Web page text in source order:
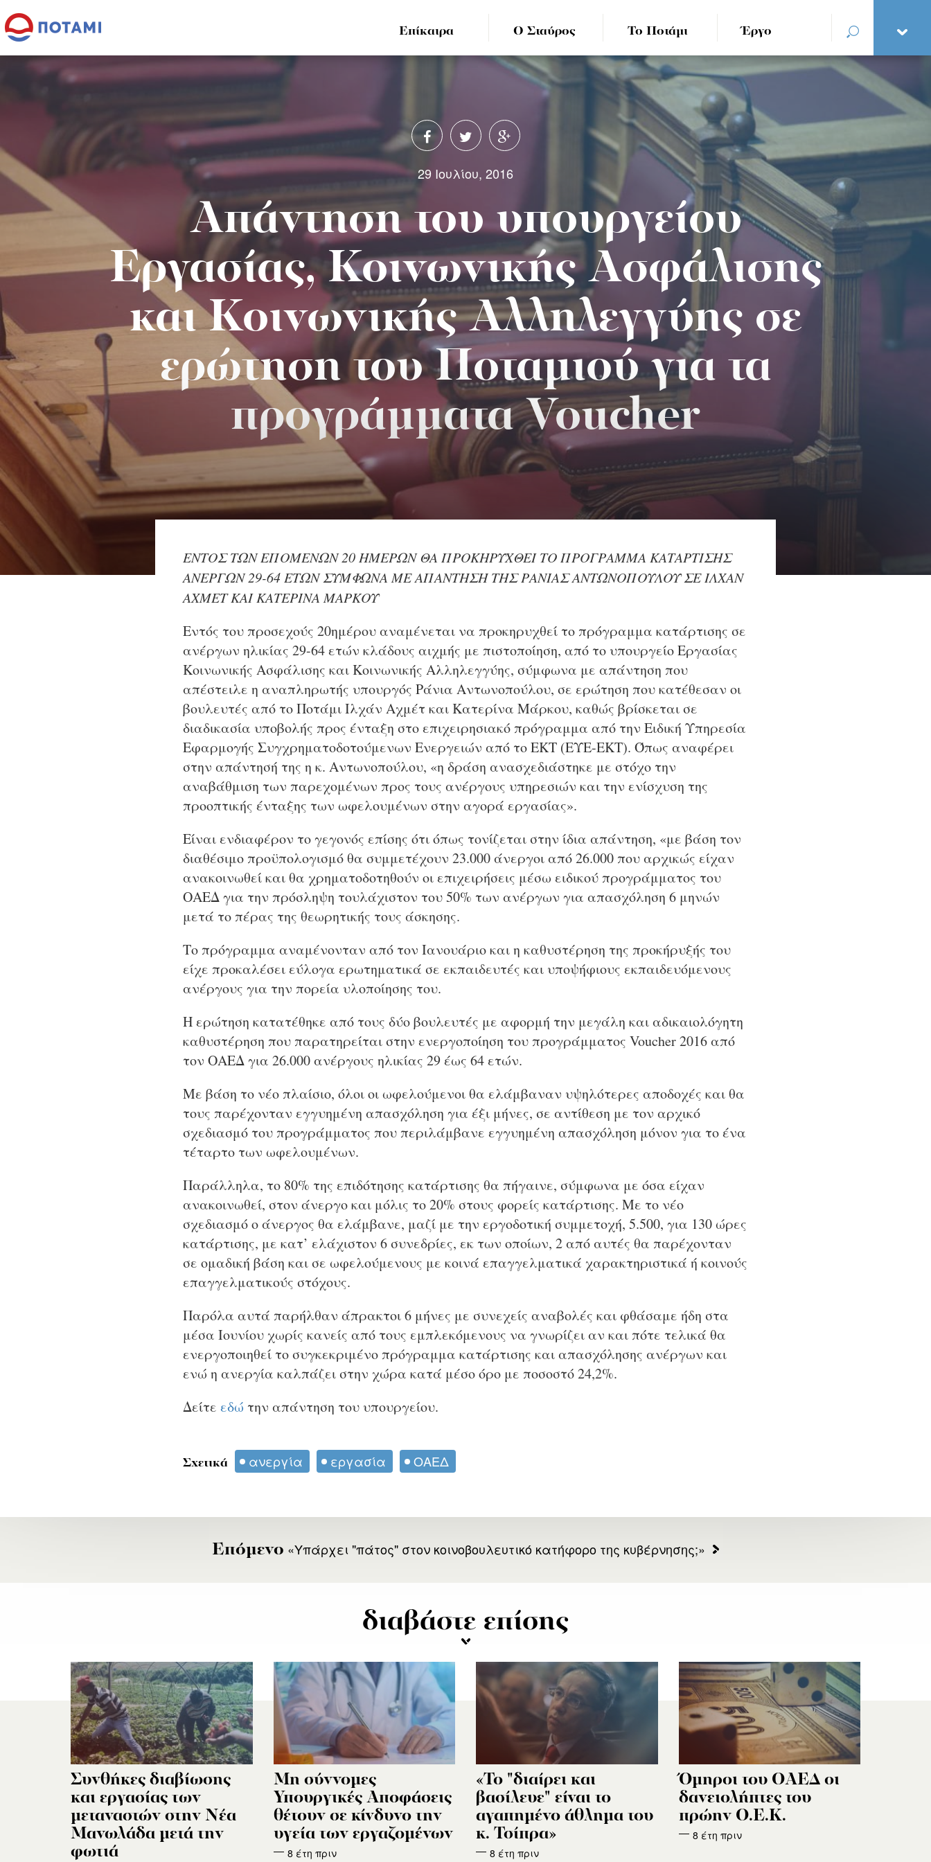
Επίκαιρα Ο Σταύρος Το Ποτάμι Έργο
29 Ιουλίου, 2016
Απάντηση του υπουργείου
Εργασίας, Κοινωνικής Ασφάλισης
και Κοινωνικής Αλληλεγγύης σε
ερώτηση του Ποταμιού για τα
προγράμματα Voucher
ΕΝΤΟΣ ΤΩΝ ΕΠΟΜΕΝΩΝ 20 ΗΜΕΡΩΝ ΘΑ ΠΡΟΚΗΡΥΧΘΕΙ ΤΟ ΠΡΟΓΡΑΜΜΑ ΚΑΤΑΡΤΙΣΗΣ
ΑΝΕΡΓΩΝ 29-64 ΕΤΩΝ ΣΥΜΦΩΝΑ ΜΕ ΑΠΑΝΤΗΣΗ ΤΗΣ ΡΑΝΙΑΣ ΑΝΤΩΝΟΠΟΥΛΟΥ ΣΕ ΙΛΧΑΝ
ΑΧΜΕΤ ΚΑΙ ΚΑΤΕΡΙΝΑ ΜΑΡΚΟΥ
Εντός του προσεχούς 20ημέρου αναμένεται να προκηρυχθεί το πρόγραμμα κατάρτισης σε
ανέργων ηλικίας 29-64 ετών κλάδους αιχμής με πιστοποίηση, από το υπουργείο Εργασίας
Κοινωνικής Ασφάλισης και Κοινωνικής Αλληλεγγύης, σύμφωνα με απάντηση που
απέστειλε η αναπληρωτής υπουργός Ράνια Αντωνοπούλου, σε ερώτηση που κατέθεσαν οι
βουλευτές από το Ποτάμι Ιλχάν Αχμέτ και Κατερίνα Μάρκου, καθώς βρίσκεται σε
διαδικασία υποβολής προς ένταξη στο επιχειρησιακό πρόγραμμα από την Ειδική Υπηρεσία
Εφαρμογής Συγχρηματοδοτούμενων Ενεργειών από το ΕΚΤ (ΕΥΕ-ΕΚΤ). Όπως αναφέρει
στην απάντησή της η κ. Αντωνοπούλου, «η δράση ανασχεδιάστηκε με στόχο την
αναβάθμιση των παρεχομένων προς τους ανέργους υπηρεσιών και την ενίσχυση της
προοπτικής ένταξης των ωφελουμένων στην αγορά εργασίας».
Είναι ενδιαφέρον το γεγονός επίσης ότι όπως τονίζεται στην ίδια απάντηση, «με βάση τον
διαθέσιμο προϋπολογισμό θα συμμετέχουν 23.000 άνεργοι από 26.000 που αρχικώς είχαν
ανακοινωθεί και θα χρηματοδοτηθούν οι επιχειρήσεις μέσω ειδικού προγράμματος του
ΟΑΕΔ για την πρόσληψη τουλάχιστον του 50% των ανέργων για απασχόληση 6 μηνών
μετά το πέρας της θεωρητικής τους άσκησης.
Το πρόγραμμα αναμένονταν από τον Ιανουάριο και η καθυστέρηση της προκήρυξής του
είχε προκαλέσει εύλογα ερωτηματικά σε εκπαιδευτές και υποψήφιους εκπαιδευόμενους
ανέργους για την πορεία υλοποίησης του.
Η ερώτηση κατατέθηκε από τους δύο βουλευτές με αφορμή την μεγάλη και αδικαιολόγητη
καθυστέρηση που παρατηρείται στην ενεργοποίηση του προγράμματος Voucher 2016 από
τον ΟΑΕΔ για 26.000 ανέργους ηλικίας 29 έως 64 ετών.
Με βάση το νέο πλαίσιο, όλοι οι ωφελούμενοι θα ελάμβαναν υψηλότερες αποδοχές και θα
τους παρέχονταν εγγυημένη απασχόληση για έξι μήνες, σε αντίθεση με τον αρχικό
σχεδιασμό του προγράμματος που περιλάμβανε εγγυημένη απασχόληση μόνον για το ένα
τέταρτο των ωφελουμένων.
Παράλληλα, το 80% της επιδότησης κατάρτισης θα πήγαινε, σύμφωνα με όσα είχαν
ανακοινωθεί, στον άνεργο και μόλις το 20% στους φορείς κατάρτισης. Με το νέο
σχεδιασμό ο άνεργος θα ελάμβανε, μαζί με την εργοδοτική συμμετοχή, 5.500, για 130 ώρες
κατάρτισης, με κατ’ ελάχιστον 6 συνεδρίες, εκ των οποίων, 2 από αυτές θα παρέχονταν
σε ομαδική βάση και σε ωφελούμενους με κοινά επαγγελματικά χαρακτηριστικά ή κοινούς
επαγγελματικούς στόχους.
Παρόλα αυτά παρήλθαν άπρακτοι 6 μήνες με συνεχείς αναβολές και φθάσαμε ήδη στα
μέσα Ιουνίου χωρίς κανείς από τους εμπλεκόμενους να γνωρίζει αν και πότε τελικά θα
ενεργοποιηθεί το συγκεκριμένο πρόγραμμα κατάρτισης και απασχόλησης ανέργων και
ενώ η ανεργία καλπάζει στην χώρα κατά μέσο όρο με ποσοστό 24,2%.
Δείτε εδώ την απάντηση του υπουργείου.
Σχετικά ανεργία εργασία ΟΑΕΔ
Επόμενο «Υπάρχει "πάτος" στον κοινοβουλευτικό κατήφορο της κυβέρνησης;»
διαβάστε επίσης
Συνθήκες διαβίωσης
και εργασίας των
μεταναστών στην Νέα
Μανωλάδα μετά την
φωτιά
Μη σύννομες
Υπουργικές Αποφάσεις
θέτουν σε κίνδυνο την
υγεία των εργαζομένων
8 έτη πριν
«Το "διαίρει και
βασίλευε" είναι το
αγαπημένο άθλημα του
κ. Τσίπρα»
8 έτη πριν
Όμηροι του ΟΑΕΔ οι
δανειολήπτες του
πρώην Ο.Ε.Κ.
8 έτη πριν